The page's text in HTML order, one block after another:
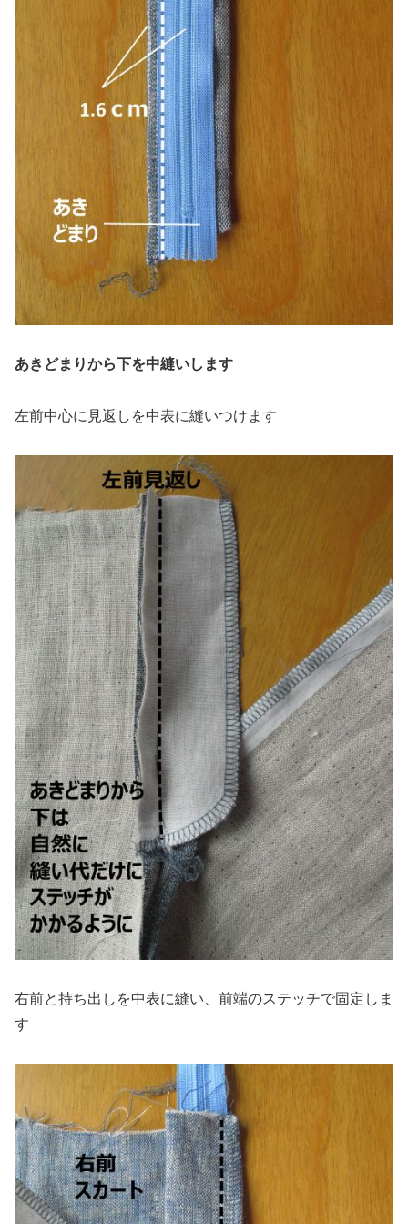
あきどまりから下を中縫いします
左前中心に見返しを中表に縫いつけます
右前と持ち出しを中表に縫い、前端のステッチで固定しま
す